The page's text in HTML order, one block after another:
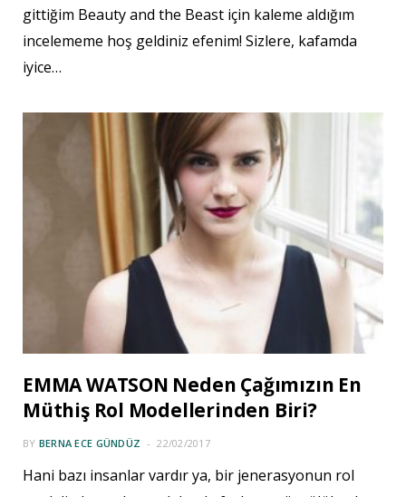
gittiğim Beauty and the Beast için kaleme aldığım
incelememe hoş geldiniz efenim! Sizlere, kafamda
iyice…
EMMA WATSON Neden Çağımızın En
Müthiş Rol Modellerinden Biri?
BY BERNA ECE GÜNDÜZ 22/02/2017
Hani bazı insanlar vardır ya, bir jenerasyonun rol